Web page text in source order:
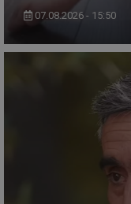
07.08.2026 - 15:50